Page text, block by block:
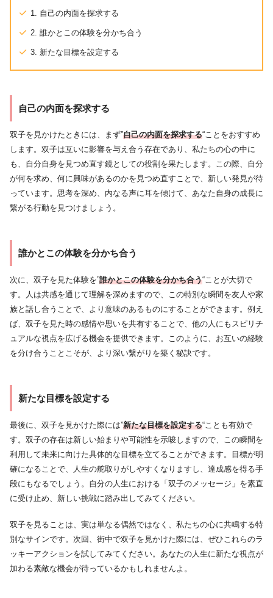
1. 自己の内面を探求する
2. 誰かとこの体験を分かち合う
3. 新たな目標を設定する
自己の内面を探求する
双子を見かけたときには、まず”自己の内面を探求する“ことをおすすめ
します。双子は互いに影響を与え合う存在であり、私たちの心の中に
も、自分自身を見つめ直す鏡としての役割を果たします。この際、自分
が何を求め、何に興味があるのかを見つめ直すことで、新しい発見が待
っています。思考を深め、内なる声に耳を傾けて、あなた自身の成長に
繋がる行動を見つけましょう。
誰かとこの体験を分かち合う
次に、双子を見た体験を”誰かとこの体験を分かち合う“ことが大切で
す。人は共感を通じて理解を深めますので、この特別な瞬間を友人や家
族と話し合うことで、より意味のあるものにすることができます。例え
ば、双子を見た時の感情や思いを共有することで、他の人にもスピリチ
ュアルな視点を広げる機会を提供できます。このように、お互いの経験
を分け合うことこそが、より深い繋がりを築く秘訣です。
新たな目標を設定する
最後に、双子を見かけた際には”新たな目標を設定する“ことも有効で
す。双子の存在は新しい始まりや可能性を示唆しますので、この瞬間を
利用して未来に向けた具体的な目標を立てることができます。目標が明
確になることで、人生の舵取りがしやすくなりますし、達成感を得る手
段にもなるでしょう。自分の人生における「双子のメッセージ」を素直
に受け止め、新しい挑戦に踏み出してみてください。
双子を見ることは、実は単なる偶然ではなく、私たちの心に共鳴する特
別なサインです。次回、街中で双子を見かけた際には、ぜひこれらのラ
ッキーアクションを試してみてください。あなたの人生に新たな視点が
加わる素敵な機会が待っているかもしれませんよ。